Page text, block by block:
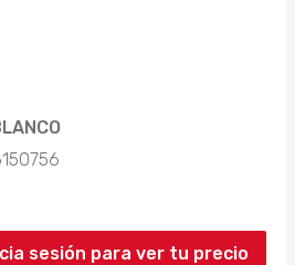
sesión para ver tu precio